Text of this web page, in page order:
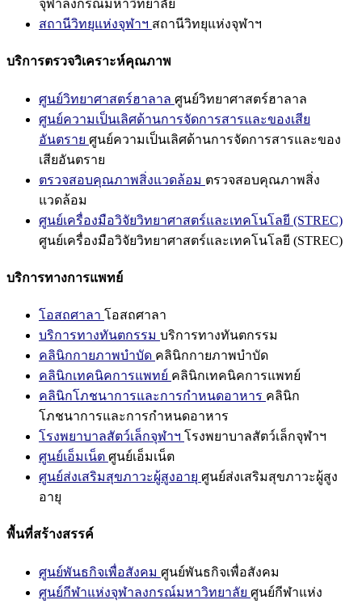
จุฬาลงกรณ์มหาวิทยาลัย
สถานีวิทยุแห่งจุฬาฯ สถานีวิทยุแห่งจุฬาฯ
บริการตรวจวิเคราะห์คุณภาพ
ศูนย์วิทยาศาสตร์ฮาลาล ศูนย์วิทยาศาสตร์ฮาลาล
ศูนย์ความเป็นเลิศด้านการจัดการสารและของเสีย
อันตราย ศูนย์ความเป็นเลิศด้านการจัดการสารและของ
เสียอันตราย
ตรวจสอบคุณภาพสิ่งแวดล้อม ตรวจสอบคุณภาพสิ่ง
แวดล้อม
ศูนย์เครื่องมือวิจัยวิทยาศาสตร์และเทคโนโลยี (STREC)
ศูนย์เครื่องมือวิจัยวิทยาศาสตร์และเทคโนโลยี (STREC)
บริการทางการแพทย์
โอสถศาลา โอสถศาลา
บริการทางทันตกรรม บริการทางทันตกรรม
คลินิกกายภาพบำบัด คลินิกกายภาพบำบัด
คลินิกเทคนิคการแพทย์ คลินิกเทคนิคการแพทย์
คลินิกโภชนาการและการกำหนดอาหาร คลินิก
โภชนาการและการกำหนดอาหาร
โรงพยาบาลสัตว์เล็กจุฬาฯ โรงพยาบาลสัตว์เล็กจุฬาฯ
ศูนย์เอ็มเน็ต ศูนย์เอ็มเน็ต
ศูนย์ส่งเสริมสุขภาวะผู้สูงอายุ ศูนย์ส่งเสริมสุขภาวะผู้สูง
อายุ
พื้นที่สร้างสรรค์
ศูนย์พันธกิจเพื่อสังคม ศูนย์พันธกิจเพื่อสังคม
ศูนย์กีฬาแห่งจุฬาลงกรณ์มหาวิทยาลัย ศูนย์กีฬาแห่ง